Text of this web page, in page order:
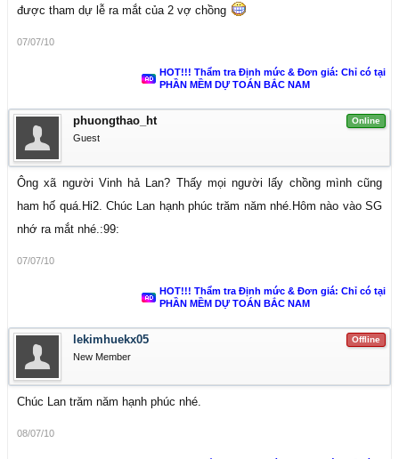
được tham dự lễ ra mắt của 2 vợ chồng
07/07/10
HOT!!! Thẩm tra Định mức & Đơn giá: Chỉ có tại
PHẦN MỀM DỰ TOÁN BẮC NAM
Online
phuongthao_ht
Guest
Ông xã người Vinh hả Lan? Thấy mọi người lấy chồng mình cũng
ham hố quá.Hi2. Chúc Lan hạnh phúc trăm năm nhé.Hôm nào vào SG
nhớ ra mắt nhé.:99:
07/07/10
HOT!!! Thẩm tra Định mức & Đơn giá: Chỉ có tại
PHẦN MỀM DỰ TOÁN BẮC NAM
Offline
lekimhuekx05
New Member
Chúc Lan trăm năm hạnh phúc nhé.
08/07/10